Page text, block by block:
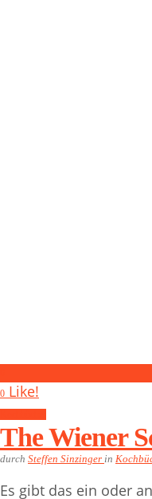
0 Like!
The Wiener
durch Steffen Sinzinger in
Es gibt das ein oder